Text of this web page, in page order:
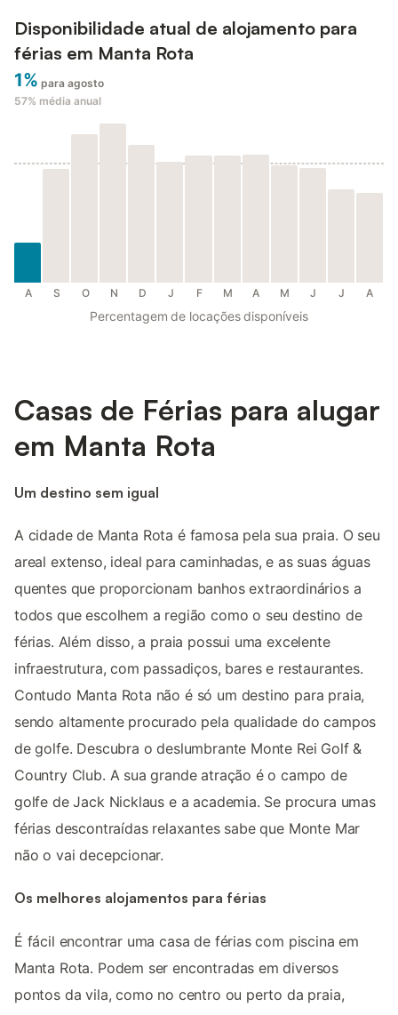
Disponibilidade atual de alojamento para
férias em Manta Rota
1% para agosto
57% média anual
A S O N D J F M A M J J A
Percentagem de locações disponíveis
Casas de Férias para alugar
em Manta Rota
Um destino sem igual
A cidade de Manta Rota é famosa pela sua praia. O seu
areal extenso, ideal para caminhadas, e as suas águas
quentes que proporcionam banhos extraordinários a
todos que escolhem a região como o seu destino de
férias. Além disso, a praia possui uma excelente
infraestrutura, com passadiços, bares e restaurantes.
Contudo Manta Rota não é só um destino para praia,
sendo altamente procurado pela qualidade do campos
de golfe. Descubra o deslumbrante Monte Rei Golf &
Country Club. A sua grande atração é o campo de
golfe de Jack Nicklaus e a academia. Se procura umas
férias descontraídas relaxantes sabe que Monte Mar
não o vai decepcionar.
Os melhores alojamentos para férias
É fácil encontrar uma casa de férias com piscina em
Manta Rota. Podem ser encontradas em diversos
pontos da vila, como no centro ou perto da praia,